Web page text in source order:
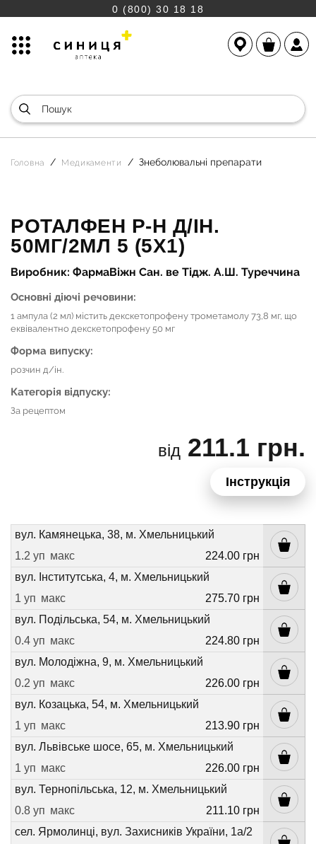
0 (800) 30 18 18
Головна Медикаменти Знеболювальні препарати
РОТАЛФЕН Р-Н Д/ІН.
50МГ/2МЛ 5 (5Х1)
Виробник: ФармаВіжн Сан. ве Тідж. А.Ш. Туреччина
Основні діючі речовини:
1 ампула (2 мл) містить декскетопрофену трометамолу 73,8 мг, що
еквівалентно декскетопрофену 50 мг
Форма випуску:
розчин д/ін.
Категорія відпуску:
За рецептом
від 211.1 грн.
Інструкція
вул. Камянецька, 38, м. Хмельницький
1.2 уп макс
224.00 грн
вул. Інститутська, 4, м. Хмельницький
1 уп макс
275.70 грн
вул. Подільська, 54, м. Хмельницький
0.4 уп макс
224.80 грн
вул. Молодіжна, 9, м. Хмельницький
0.2 уп макс
226.00 грн
вул. Козацька, 54, м. Хмельницький
1 уп макс
213.90 грн
вул. Львівське шосе, 65, м. Хмельницький
1 уп макс
226.00 грн
вул. Тернопільська, 12, м. Хмельницький
0.8 уп макс
211.10 грн
сел. Ярмолинці, вул. Захисників України, 1а/2